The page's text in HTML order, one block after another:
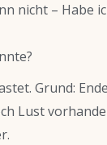
nicht – Habe
Grund:
Lust